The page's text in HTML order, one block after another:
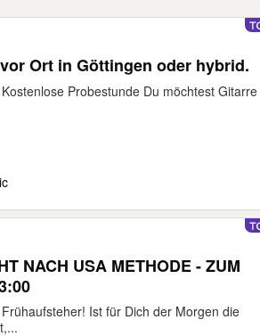
Ort in Göttingen oder hybrid.
Probestunde Du möchtest Gitarre
NACH USA METHODE - ZUM
Ist für Dich der Morgen die